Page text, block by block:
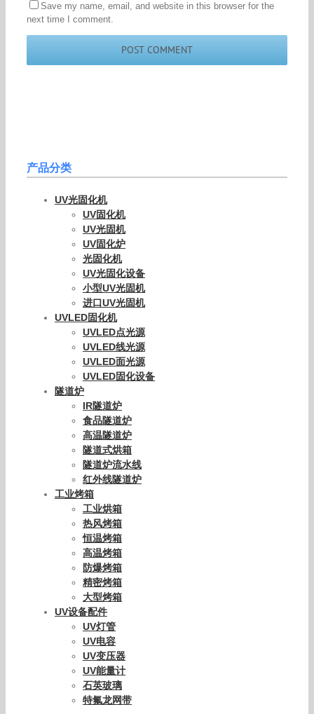
Save my name, email, and website in this browser for the
next time I comment.
产品分类
UV光固化机
UV固化机
UV光固机
UV固化炉
光固化机
UV光固化设备
小型UV光固机
进口UV光固机
UVLED固化机
UVLED点光源
UVLED线光源
UVLED面光源
UVLED固化设备
隧道炉
IR隧道炉
食品隧道炉
高温隧道炉
隧道式烘箱
隧道炉流水线
红外线隧道炉
工业烤箱
工业烘箱
热风烤箱
恒温烤箱
高温烤箱
防爆烤箱
精密烤箱
大型烤箱
UV设备配件
UV灯管
UV电容
UV变压器
UV能量计
石英玻璃
特氟龙网带